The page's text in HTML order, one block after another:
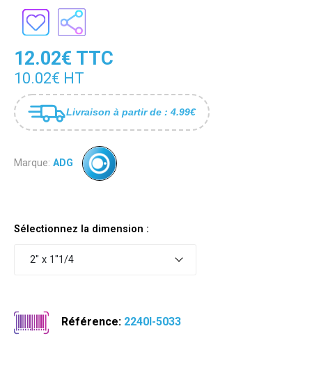
12.02€ TTC
10.02€ HT
Livraison à partir de : 4.99€
Marque: ADG
Sélectionnez la dimension :
2" x 1"1/4
Référence: 2240I-5033